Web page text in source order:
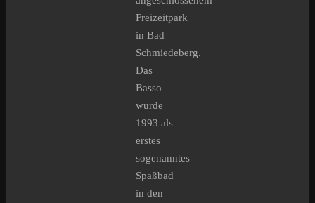
Freizeitpark
in Bad
Schmiedeberg.
Das
Basso
wurde
1993 als
erstes
sogenanntes
Spaßbad
in den